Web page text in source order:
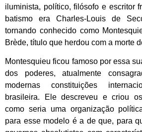
iluminista, político, filósofo e escritor
batismo era Charles-Louis de
tornando conhecido como
Brède, título que herdou com a morte
Montesquieu ficou famoso por essa
dos poderes, atualmente
modernas constituições
brasileira. Ele descreveu e criou
como seria uma organização
para esse modelo é a de que, para